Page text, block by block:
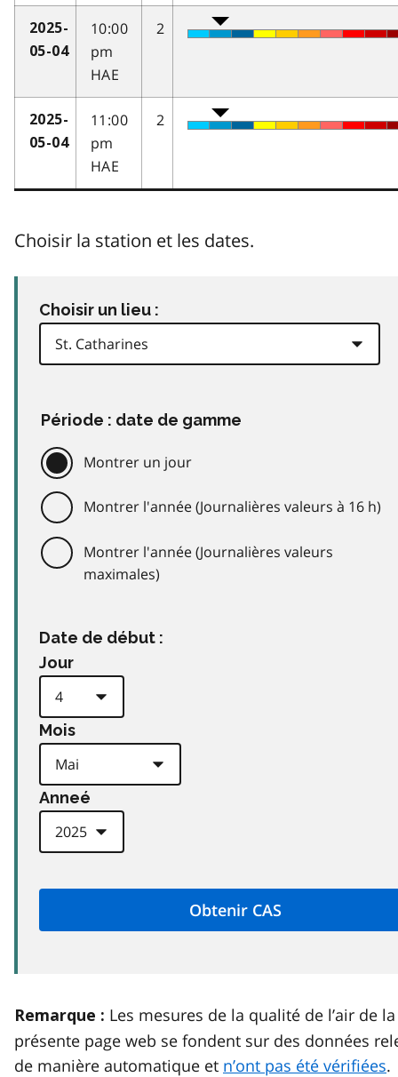
2025-
05-04
10:00
pm
HAE
2
2025-
05-04
11:00
pm
HAE
2
Choisir la station et les dates.
Choisir un lieu :
Période : date de gamme
Montrer un jour
Montrer l'année (Journalières valeurs à 16 h)
Montrer l'année (Journalières valeurs
maximales)
Date de début :
Jour
Mois
Anneé
Remarque : Les mesures de la qualité de l’air de la
présente page web se fondent sur des données
de manière automatique et n’ont pas été vérifiées.